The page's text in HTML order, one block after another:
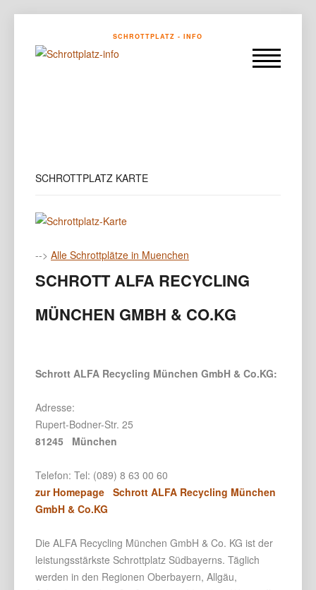
SCHROTTPLATZ - INFO
SCHROTTPLATZ KARTE
--> Alle Schrottplätze in Muenchen
SCHROTT ALFA RECYCLING
MÜNCHEN GMBH & CO.KG
Schrott ALFA Recycling München GmbH & Co.KG:
Adresse:
Rupert-Bodner-Str. 25
81245 München
Telefon: Tel: (089) 8 63 00 60
zur Homepage Schrott ALFA Recycling München
GmbH & Co.KG
Die ALFA Recycling München GmbH & Co. KG ist der
leistungsstärkste Schrottplatz Südbayerns. Täglich
werden in den Regionen Oberbayern, Allgäu,